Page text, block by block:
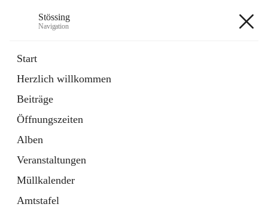
Stössing
Navigation
Start
Herzlich willkommen
Beiträge
Öffnungszeiten
Alben
Veranstaltungen
Müllkalender
Amtstafel
Datei
in
Tab
Kindergarten
öffnet
in
neuem
Tab